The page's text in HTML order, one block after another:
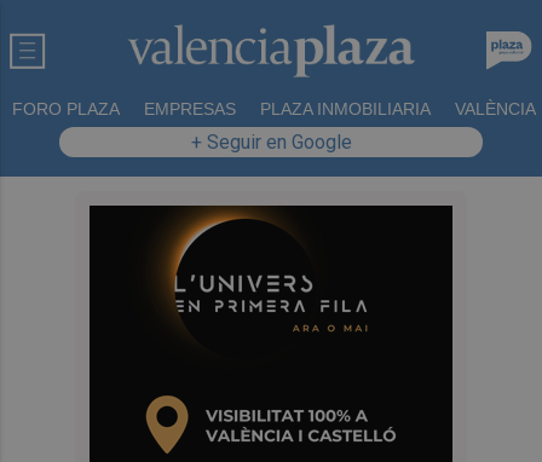
FORO PLAZA EMPRESAS PLAZA INMOBILIARIA VALÈNCIA
+ Seguir en Google